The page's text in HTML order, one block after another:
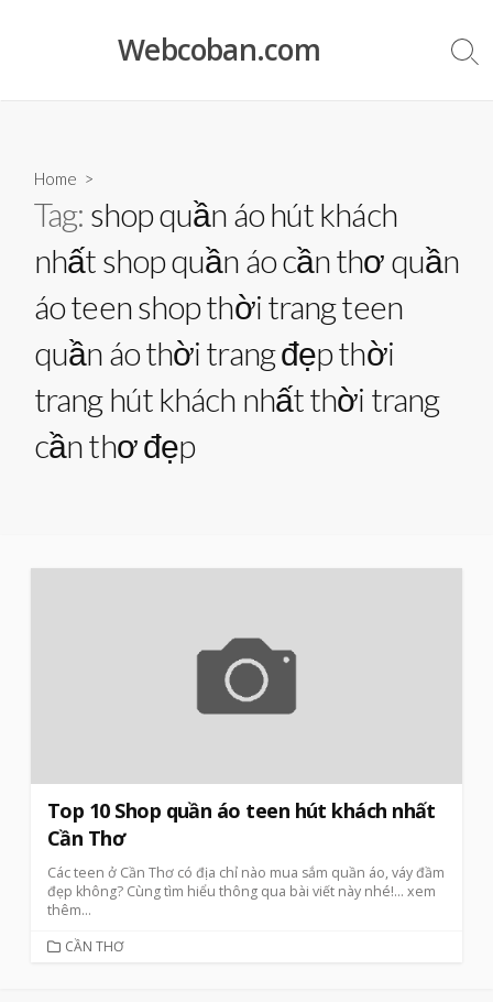
Webcoban.com
Home >
Tag: shop quần áo hút khách
nhất shop quần áo cần thơ quần
áo teen shop thời trang teen
quần áo thời trang đẹp thời
trang hút khách nhất thời trang
cần thơ đẹp
Top 10 Shop quần áo teen hút khách nhất
Cần Thơ
Các teen ở Cần Thơ có địa chỉ nào mua sắm quần áo, váy đầm
đẹp không? Cùng tìm hiểu thông qua bài viết này nhé!… xem
thêm…
CATEGORIES
CẦN THƠ